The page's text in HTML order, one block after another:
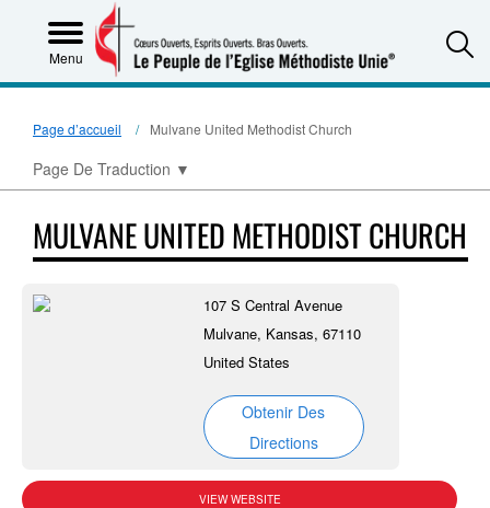
Menu
Page d’accueil Mulvane United Methodist Church
Page De Traduction ▼
MULVANE UNITED METHODIST CHURCH
107 S Central Avenue
Mulvane, Kansas, 67110
United States
Obtenir Des
Directions
VIEW WEBSITE